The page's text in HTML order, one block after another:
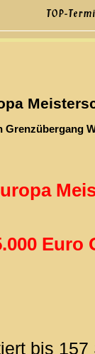
Grenzübergang
Euro
bis 157